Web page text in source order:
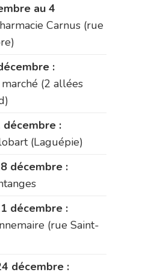
au 4
Carnus (rue
:
(2 allées
décembre :
(Laguépie)
décembre :
décembre :
(rue Saint-
décembre :